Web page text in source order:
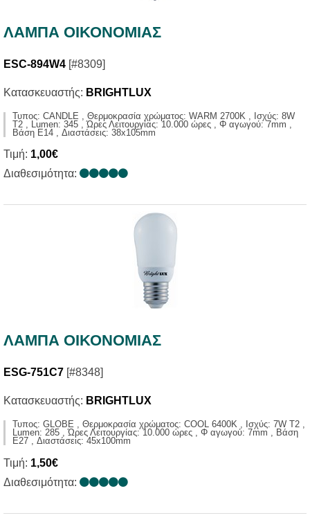
ΛΑΜΠΑ ΟΙΚΟΝΟΜΙΑΣ
ESC-894W4 [#8309]
Κατασκευαστής: BRIGHTLUX
Τυπος: CANDLE , Θερμοκρασία χρώματος: WARM 2700K , Ισχύς: 8W
T2 , Lumen: 345 , Ώρες Λειτουργίας: 10.000 ώρες , Φ αγωγού: 7mm ,
Βάση E14 , Διαστάσεις: 38x105mm
Τιμή: 1,00€
Διαθεσιμότητα:
ΛΑΜΠΑ ΟΙΚΟΝΟΜΙΑΣ
ESG-751C7 [#8348]
Κατασκευαστής: BRIGHTLUX
Τυπος: GLOBE , Θερμοκρασία χρώματος: COOL 6400K , Ισχύς: 7W T2 ,
Lumen: 285 , Ώρες Λειτουργίας: 10.000 ώρες , Φ αγωγού: 7mm , Βάση
E27 , Διαστάσεις: 45x100mm
Τιμή: 1,50€
Διαθεσιμότητα: